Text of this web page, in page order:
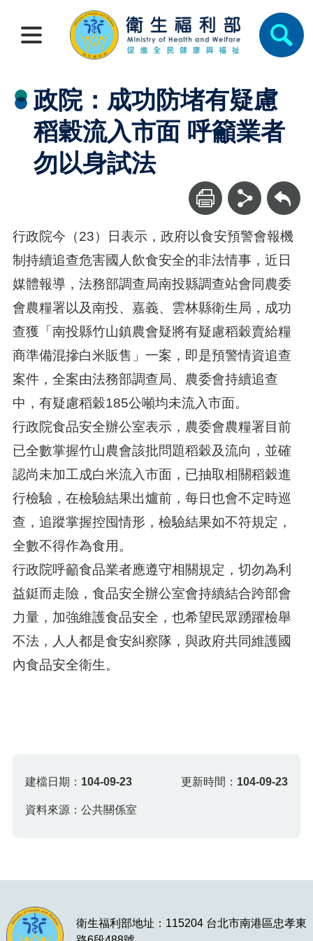
政院：成功防堵有疑慮
稻穀流入市面 呼籲業者
勿以身試法
回上一頁
行政院今（23）日表示，政府以食安預警會報機
制持續追查危害國人飲食安全的非法情事，近日
媒體報導，法務部調查局南投縣調查站會同農委
會農糧署以及南投、嘉義、雲林縣衛生局，成功
查獲「南投縣竹山鎮農會疑將有疑慮稻穀賣給糧
商準備混摻白米販售」一案，即是預警情資追查
案件，全案由法務部調查局、農委會持續追查
中，有疑慮稻穀185公噸均未流入市面。
行政院食品安全辦公室表示，農委會農糧署目前
已全數掌握竹山農會該批問題稻穀及流向，並確
認尚未加工成白米流入市面，已抽取相關稻穀進
行檢驗，在檢驗結果出爐前，每日也會不定時巡
查，追蹤掌握控囤情形，檢驗結果如不符規定，
全數不得作為食用。
行政院呼籲食品業者應遵守相關規定，切勿為利
益鋌而走險，食品安全辦公室會持續結合跨部會
力量，加強維護食品安全，也希望民眾踴躍檢舉
不法，人人都是食安糾察隊，與政府共同維護國
內食品安全衛生。
建檔日期： 104-09-23 更新時間： 104-09-23
資料來源：公共關係室
衛生福利部地址：115204 台北市南港區忠孝東